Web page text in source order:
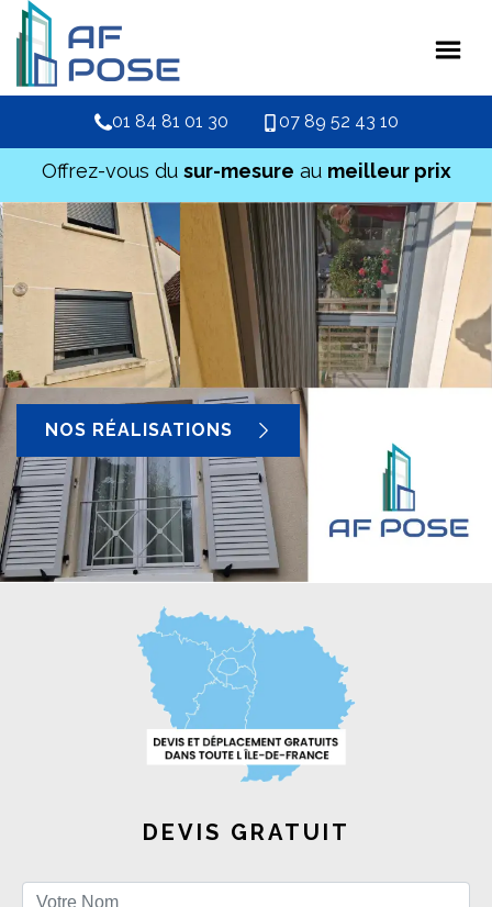
01 84 81 01 30 07 89 52 43 10
Offrez-vous du sur-mesure au meilleur prix
NOS RÉALISATIONS
DEVIS GRATUIT